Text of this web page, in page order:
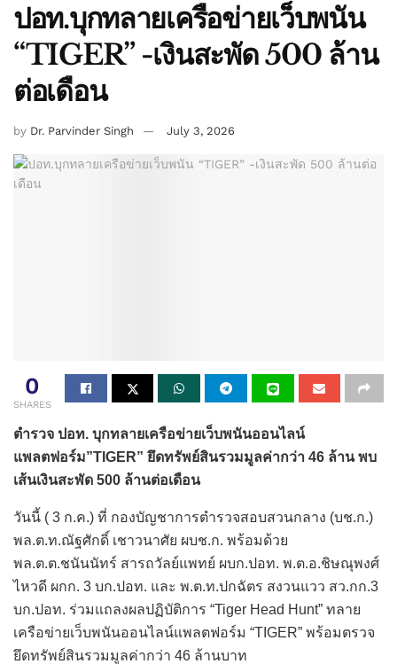
ปอท.บุกทลายเครือข่ายเว็บพนัน
“TIGER” -เงินสะพัด 500 ล้าน
ต่อเดือน
by Dr. Parvinder Singh July 3, 2026
0
SHARES
ตำรวจ ปอท. บุกทลายเครือข่ายเว็บพนันออนไลน์
แพลตฟอร์ม”TIGER” ยึดทรัพย์สินรวมมูลค่ากว่า 46 ล้าน พบ
เส้นเงินสะพัด 500 ล้านต่อเดือน
วันนี้ ( 3 ก.ค.) ที่ กองบัญชาการตำรวจสอบสวนกลาง (บช.ก.)
พล.ต.ท.ณัฐศักดิ์ เชาวนาศัย ผบช.ก. พร้อมด้วย
พล.ต.ต.ชนันนัทร์ สารถวัลย์แพทย์ ผบก.ปอท. พ.ต.อ.ชิษณุพงศ์
ไหวดี ผกก. 3 บก.ปอท. และ พ.ต.ท.ปกฉัตร สงวนแวว สว.กก.3
บก.ปอท. ร่วมแถลงผลปฏิบัติการ “Tiger Head Hunt” ทลาย
เครือข่ายเว็บพนันออนไลน์แพลตฟอร์ม “TIGER” พร้อมตรวจ
ยึดทรัพย์สินรวมมูลค่ากว่า 46 ล้านบาท